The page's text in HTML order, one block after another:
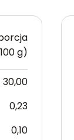
g)
30,00
0,23
0,10